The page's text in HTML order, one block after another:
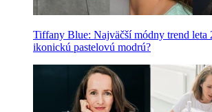
Tiffany Blue: Najväčší módny trend
ikonickú pastelovú modrú?